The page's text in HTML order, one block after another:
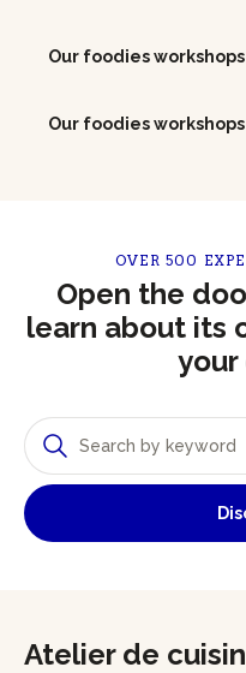
Our foodies workshops
Our foodies
OVER 500
Open the
learn about its
Atelier de